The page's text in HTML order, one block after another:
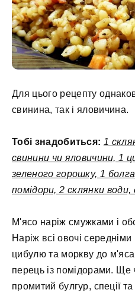
Для цього рецепту
свинина, так і яловичина.
Тобі знадобиться: 1
свинини чи яловичини, 1
зеленого горошку, 1
помідори, 2 склянки води,
М'ясо наріж смужками і
Наріж всі овочі
цибулю та моркву до
перець із помідорами. Ще
промитий булгур, спеції